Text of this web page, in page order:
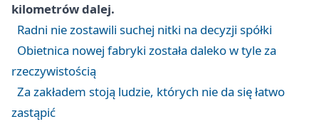
kilometrów dalej.
Radni nie zostawili suchej nitki na decyzji spółki
Obietnica nowej fabryki została daleko w tyle za
rzeczywistością
Za zakładem stoją ludzie, których nie da się łatwo
zastąpić